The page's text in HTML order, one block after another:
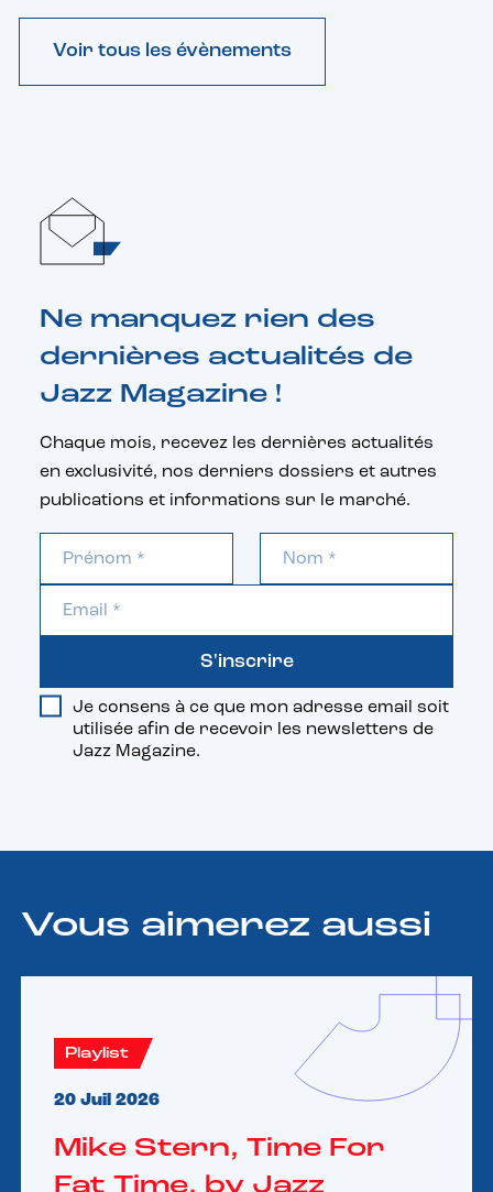
Voir tous les évènements
Ne manquez rien des
dernières actualités de
Jazz Magazine !
Chaque mois, recevez les dernières actualités
en exclusivité, nos derniers dossiers et autres
publications et informations sur le marché.
Je consens à ce que mon adresse email soit
utilisée afin de recevoir les newsletters de
Jazz Magazine.
S'inscrire
Vous aimerez aussi
Playlist
20 Juil 2026
Mike Stern, Time For
Fat Time, by Jazz